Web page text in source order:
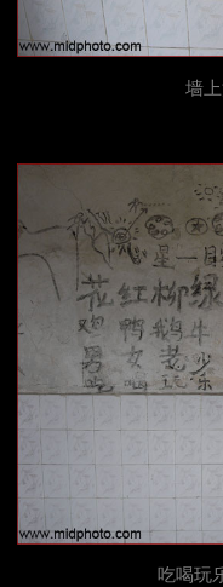
墙
吃喝玩